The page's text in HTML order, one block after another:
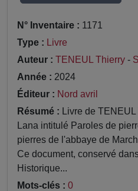
N° Inventaire : 1171
Type : Livre
Auteur : TENEUL Thierry -
Année : 2024
Éditeur : Nord avril
Résumé : Livre de
Lana intitulé Paroles de
pierres de l'abbaye de
Ce document, conservé
Historique...
Mots-clés : 0